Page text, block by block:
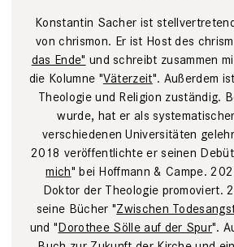
Konstantin Sacher ist
von chrismon. Er ist Host des
das Ende" und schreibt zusammen
die Kolumne "Väterzeit". Außerdem
Theologie und Religion zuständig.
wurde, hat er als
verschiedenen Universitäten
2018 veröffentlichte er seinen
mich" bei Hoffmann & Campe.
Doktor der Theologie promoviert.
seine Bücher "Zwischen
und "Dorothee Sölle auf der Spur".